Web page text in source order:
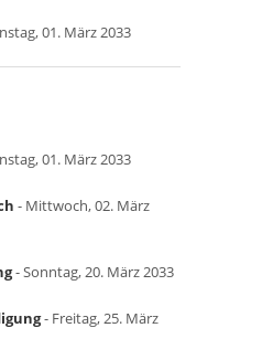
01. März 2033
01. März 2033
- Mittwoch, 02. März
- Sonntag, 20. März 2033
- Freitag, 25. März